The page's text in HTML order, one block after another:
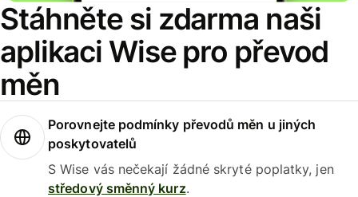
Stáhněte si zdarma naši
aplikaci Wise pro převod
měn
Porovnejte podmínky převodů měn u jiných
poskytovatelů
S Wise vás nečekají žádné skryté poplatky, jen
středový směnný kurz.